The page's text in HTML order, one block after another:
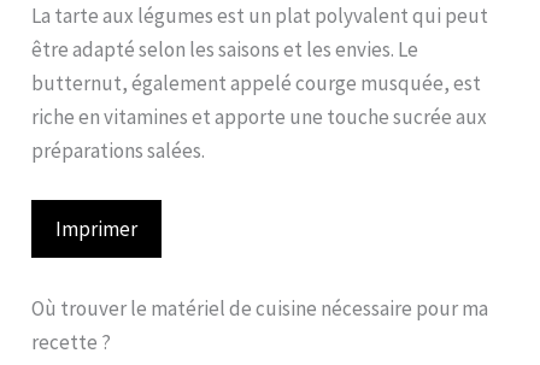
La tarte aux légumes est un plat polyvalent qui peut
être adapté selon les saisons et les envies. Le
butternut, également appelé courge musquée, est
riche en vitamines et apporte une touche sucrée aux
préparations salées.
Imprimer
Où trouver le matériel de cuisine nécessaire pour ma
recette ?